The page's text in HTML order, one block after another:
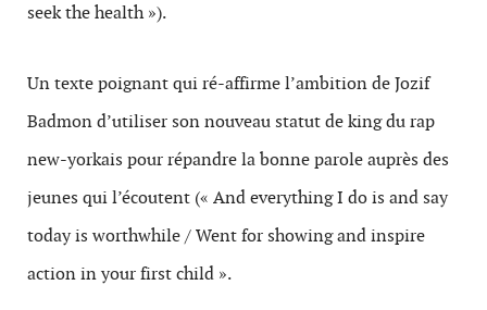
seek the health »).
Un texte poignant qui ré-affirme l’ambition de Jozif
Badmon d’utiliser son nouveau statut de king du rap
new-yorkais pour répandre la bonne parole auprès des
jeunes qui l’écoutent (« And everything I do is and say
today is worthwhile / Went for showing and inspire
action in your first child ».